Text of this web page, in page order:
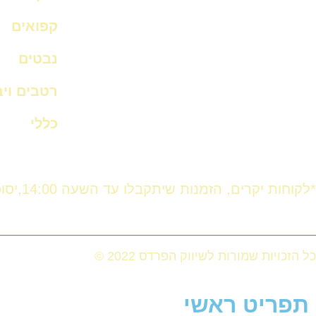
קפואים
נבטים
רטבים
כללי
*לקוחות יקרים, הזמנות שיתקבלו עד השעה 14:00,יסופקו באותו היום. לאחר השעה 14:00 ההזמנה תסופק ביום המחרת.
כל הזכויות שמורות לשיווק הפרדס 2022 ©
תפריט ראשי